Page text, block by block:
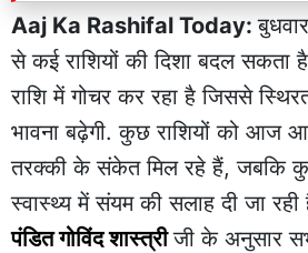
Aaj Ka Rashifal Today:
से कई राशियों की दिशा बदल
राशि में गोचर कर रहा है जिससे
भावना बढ़ेगी. कुछ राशियों को आज
तरक्की के संकेत मिल रहे हैं, जबकि
स्वास्थ्य में संयम की सलाह दी जा
पंडित गोविंद शास्त्रीजी के अनुसार